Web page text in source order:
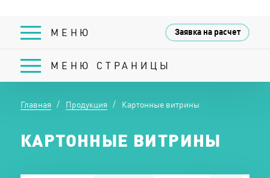
Заявка на расчет
МЕНЮ СТРАНИЦЫ
Главная Продукция Картонные витрины
КАРТОННЫЕ ВИТРИНЫ